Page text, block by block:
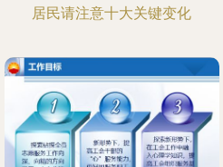
居民请注意十大关键变化